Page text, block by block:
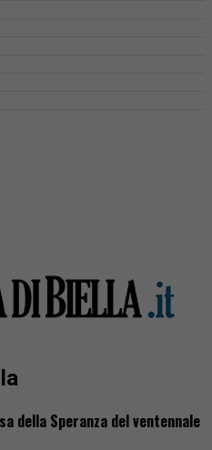
della Speranza del ventennale